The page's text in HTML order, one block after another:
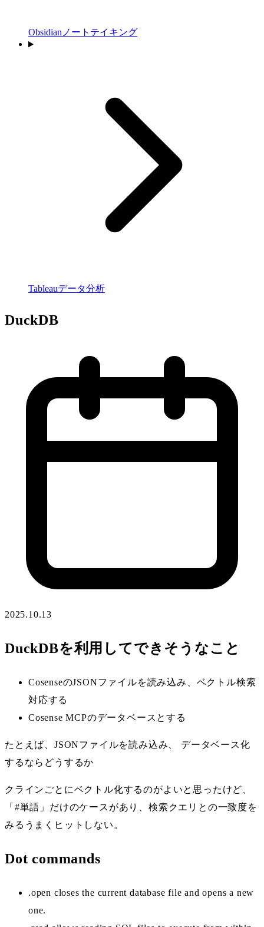
Obsidianノートテイキング
Tableauデータ分析
DuckDB
2025.10.13
DuckDBを利用してできそうなこと
CosenseのJSONファイルを読み込み、ベクトル検索
対応する
Cosense MCPのデータベースとする
たとえば、JSONファイルを読み込み、 データベース化
するならどうするか
クラインごとにベクトル化するのがよいと思ったけど、
「#単語」だけのケースがあり、検索クエリとの一致度を
みるうまくヒットしない。
Dot commands
.open closes the current database file and opens a new
one.